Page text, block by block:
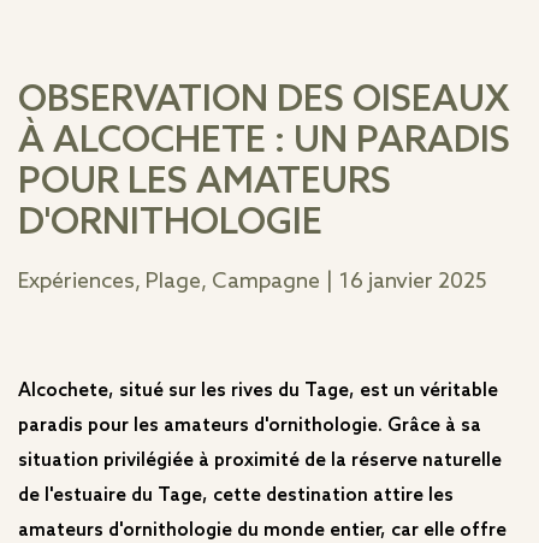
OBSERVATION DES OISEAUX
À ALCOCHETE : UN PARADIS
POUR LES AMATEURS
D'ORNITHOLOGIE
Expériences, Plage, Campagne 16 janvier 2025
Alcochete, situé sur les rives du Tage, est un véritable
paradis pour les amateurs d'ornithologie. Grâce à sa
situation privilégiée à proximité de la réserve naturelle
de l'estuaire du Tage, cette destination attire les
amateurs d'ornithologie du monde entier, car elle offre